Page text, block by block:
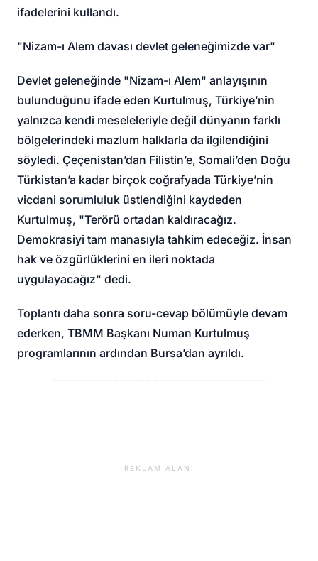
ifadelerini kullandı.
"Nizam-ı Alem davası devlet geleneğimizde var"
Devlet geleneğinde "Nizam-ı Alem" anlayışının
bulunduğunu ifade eden Kurtulmuş, Türkiye’nin
yalnızca kendi meseleleriyle değil dünyanın farklı
bölgelerindeki mazlum halklarla da ilgilendiğini
söyledi. Çeçenistan’dan Filistin’e, Somali’den Doğu
Türkistan’a kadar birçok coğrafyada Türkiye’nin
vicdani sorumluluk üstlendiğini kaydeden
Kurtulmuş, "Terörü ortadan kaldıracağız.
Demokrasiyi tam manasıyla tahkim edeceğiz. İnsan
hak ve özgürlüklerini en ileri noktada
uygulayacağız" dedi.
Toplantı daha sonra soru-cevap bölümüyle devam
ederken, TBMM Başkanı Numan Kurtulmuş
programlarının ardından Bursa’dan ayrıldı.
REKLAM ALANI